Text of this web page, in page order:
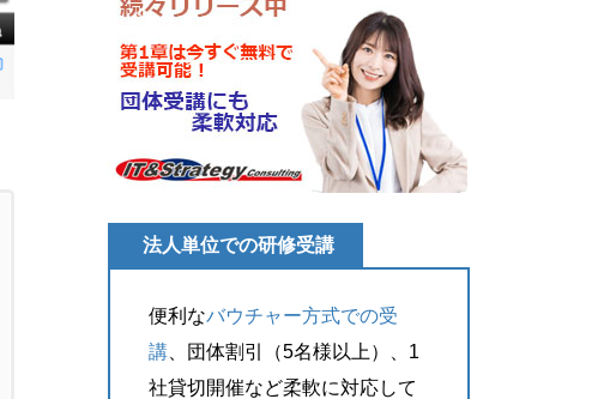
法人単位での研修受講
便利なバウチャー方式での受
講 、団体割引（5名様以上）、1
社貸切開催など柔軟に対応して